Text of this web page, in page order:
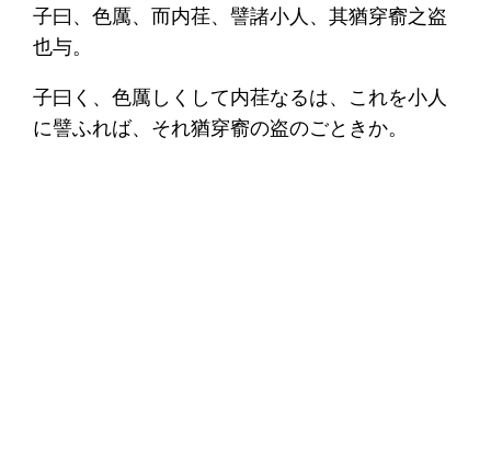
子曰、色厲、而内荏、譬諸小人、其猶穿窬之盗
也与。
子曰く、色厲しくして内荏なるは、これを小人
に譬ふれば、それ猶穿窬の盗のごときか。